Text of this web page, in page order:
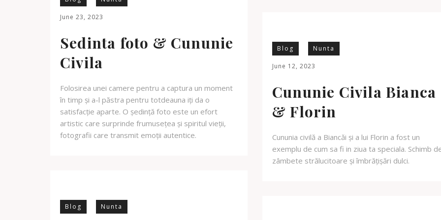
June 23, 2023
Sedinta foto & Cununie
Civila
Folosirea unei camere pentru a captura un moment
în timp și a-l păstra pentru totdeauna iți da o
satisfacție aparte. O ședință foto este un efort
artistic care surprinde frumusețea și spiritul vieții,
fotografii care transmit emoții autentice.
Blog Nunta
June 12, 2023
Cununie Civila Bianca
& Florin
Cununia civilă a Biancăi și a lui Florin a fost un
exemplu de cum sa fi in ziua ta speciala. Schimb
zâmbete strălucitoare și îmbrățișări dulci.
Blog Nunta